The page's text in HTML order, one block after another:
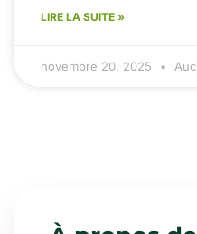
LIRE LA SUITE »
novembre 20, 2025